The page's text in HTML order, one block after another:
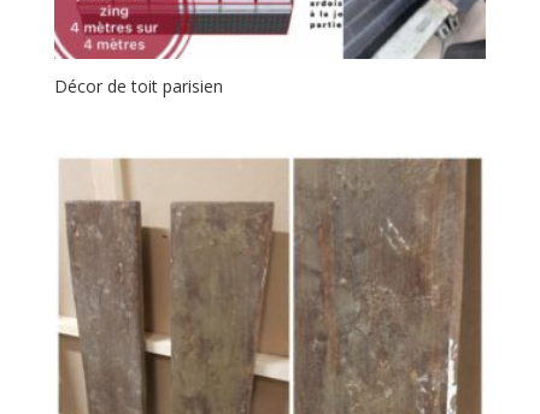
Décor de toit parisien